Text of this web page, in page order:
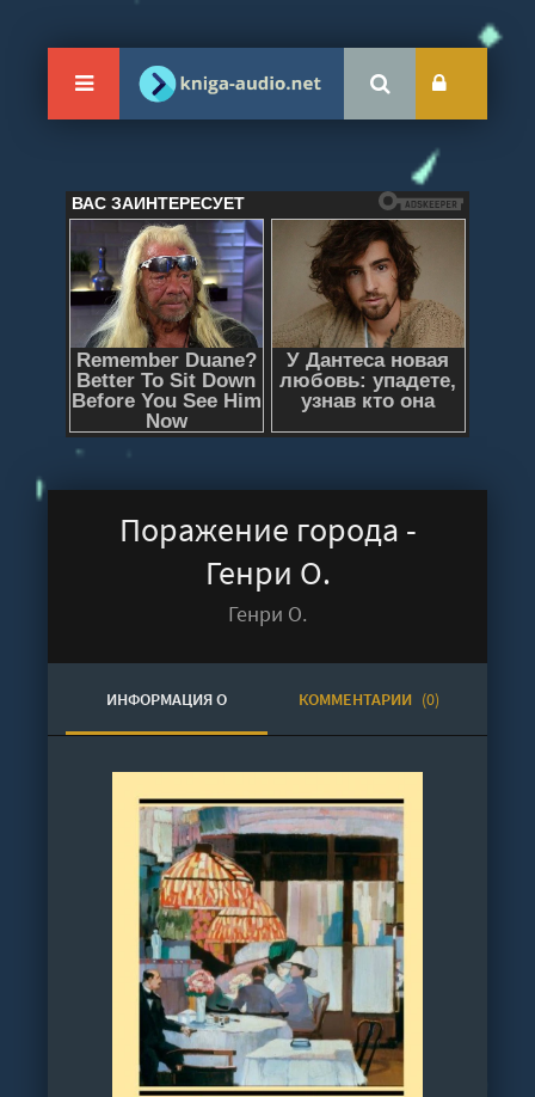
Поражение города -
Генри О.
Генри О.
ИНФОРМАЦИЯ О
АУДИОКНИГЕ
КОММЕНТАРИИ (0)